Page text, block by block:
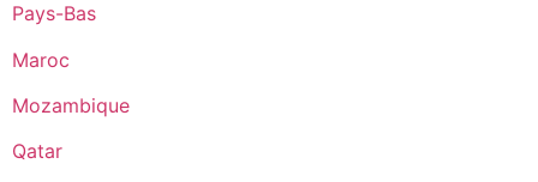
Pays-Bas
Maroc
Mozambique
Qatar